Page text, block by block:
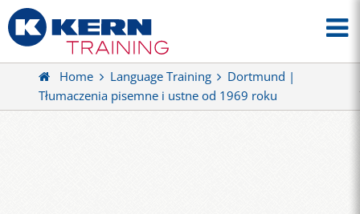
Home Language Training
Dortmund |
Tłumaczenia pisemne i ustne od 1969 roku